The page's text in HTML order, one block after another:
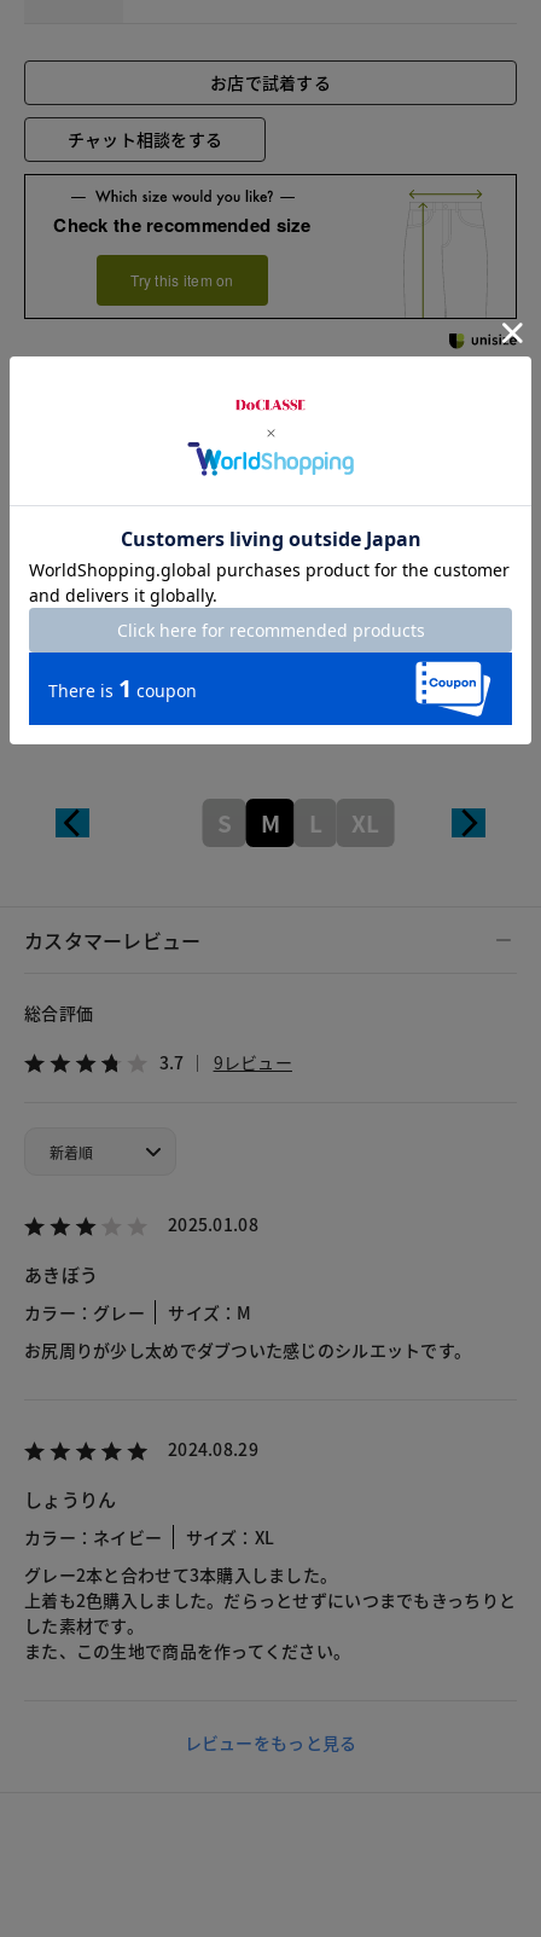
お店で試着する
チャット相談をする
Check the recommended size
Try this item on
Inseam length 70cm
Rise length
Thickness of thigh 27cm
S M L XL
カスタマーレビュー
総合評価
3.7 9レビュー
2025.01.08
あきぼう
カラー：グレー
サイズ：M
お尻周りが少し太めでダブついた感じのシルエットです。
2024.08.29
しょうりん
カラー：ネイビー
サイズ：XL
グレー2本と合わせて3本購入しました。
上着も2色購入しました。だらっとせずにいつまでもきっちりと
した素材です。
また、この生地で商品を作ってください。
レビューをもっと見る